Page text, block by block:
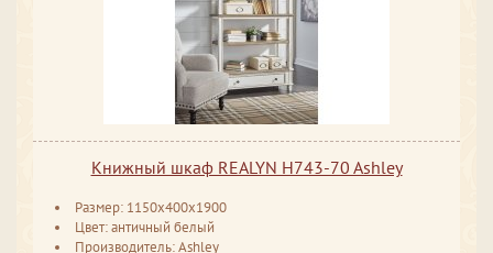
Книжный шкаф REALYN H743-70 Ashley
Размер: 1150x400x1900
Цвет: античный белый
Производитель: Ashley